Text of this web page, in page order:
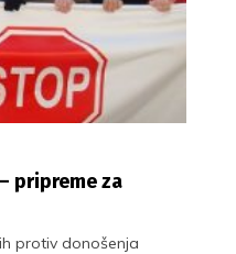
pripreme za
protiv donošenja